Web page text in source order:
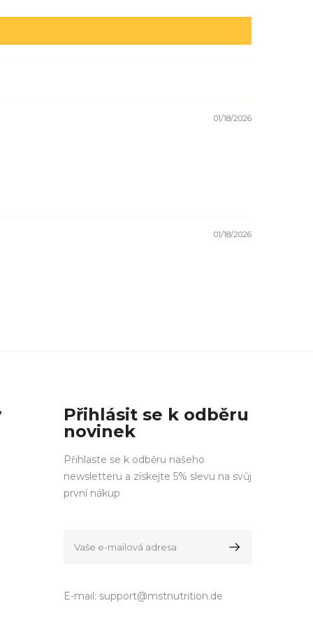
01/18/2026
01/18/2026
Přihlásit se k odběru
novinek
Přihlaste se k odběru našeho
newsletteru a získejte 5% slevu na svůj
první nákup
E-mail: support@mstnutrition.de